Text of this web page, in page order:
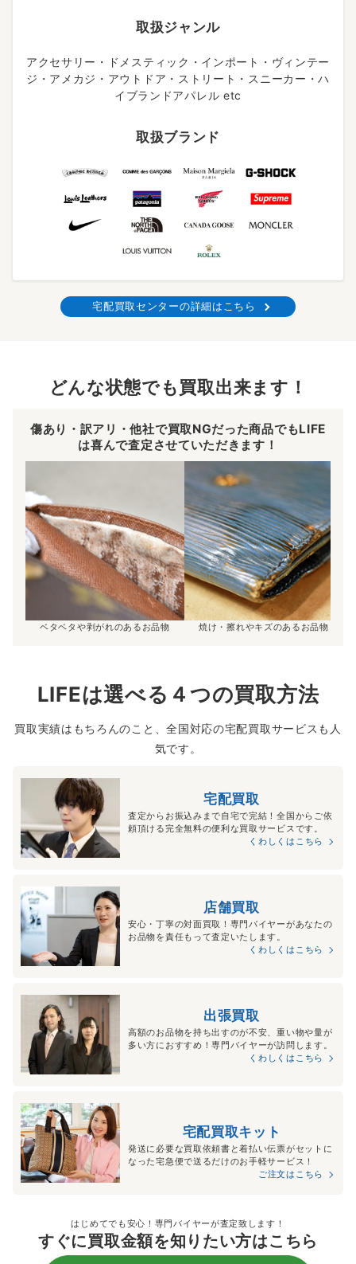
取扱ジャンル
アクセサリー・ドメスティック・インポート・ヴィンテー
ジ・アメカジ・アウトドア・ストリート・スニーカー・ハ
イブランドアパレル etc
取扱ブランド
宅配買取センターの詳細はこちら
どんな状態でも買取出来ます！
傷あり・訳アリ・他社で買取NGだった商品でもLIFE
は喜んで査定させていただきます！
ベタベタや剥がれのあるお品物 焼け・擦れやキズのあるお品物
LIFEは選べる４つの買取方法
買取実績はもちろんのこと、全国対応の宅配買取サービスも人
気です。
宅配買取
査定からお振込みまで自宅で完結！全国からご依
頼頂ける完全無料の便利な買取サービスです。
くわしくはこちら
店舗買取
安心・丁寧の対面買取！専門バイヤーがあなたの
お品物を責任もって査定いたします。
くわしくはこちら
出張買取
高額のお品物を持ち出すのが不安、重い物や量が
多い方におすすめ！専門バイヤーが訪問します。
くわしくはこちら
宅配買取キット
発送に必要な買取依頼書と着払い伝票がセットに
なった宅急便で送るだけのお手軽サービス！
ご注文はこちら
はじめてでも安心！専門バイヤーが査定致します！
すぐに買取金額を知りたい方はこちら